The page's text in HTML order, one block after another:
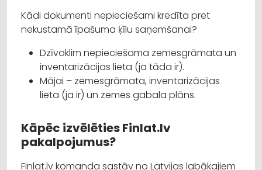
Kādi dokumenti nepieciešami kredīta pret
nekustamā īpašuma ķīlu saņemšanai?
Dzīvoklim nepieciešama zemesgrāmata un
inventarizācijas lieta (ja tāda ir).
Mājai – zemesgrāmata, inventarizācijas
lieta (ja ir) un zemes gabala plāns.
Kāpēc izvēlēties Finlat.lv
pakalpojumus?
Finlat.lv komanda sastāv no Latvijas labākajiem